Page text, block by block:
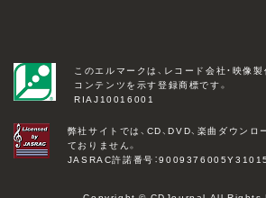
このエルマークは、レコード会社・映像
コンテンツを示す登録商標です。
RIAJ10016001
弊社サイトでは、CD、DVD、楽曲ダウンロ
ておりません。
JASRAC許諾番号：9009376005Y31015